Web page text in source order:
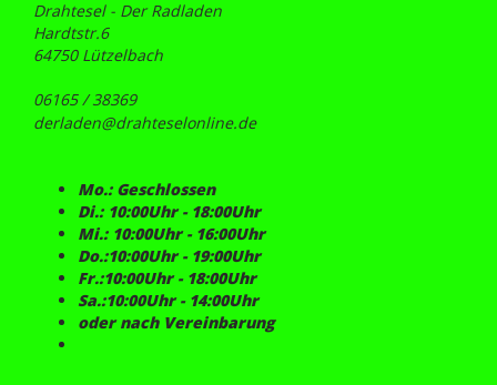
Drahtesel - Der Radladen
Hardtstr.6
64750 Lützelbach
06165 / 38369
derladen@drahteselonline.de
Mo.: Geschlossen
Di.: 10:00Uhr - 18:00Uhr
Mi.: 10:00Uhr - 16:00Uhr
Do.:10:00Uhr - 19:00Uhr
Fr.:10:00Uhr - 18:00Uhr
Sa.:10:00Uhr - 14:00Uhr
oder nach Vereinbarung